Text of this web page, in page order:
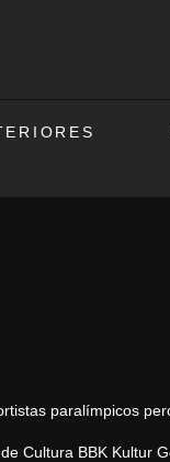
paralímpicos
Cultura BBK Kultur